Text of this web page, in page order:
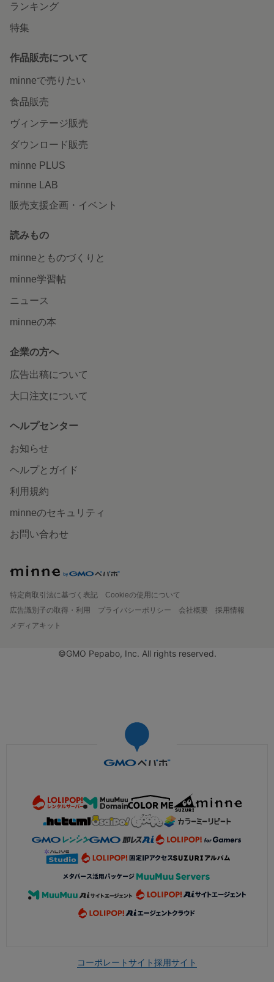
ランキング
特集
作品販売について
minneで売りたい
食品販売
ヴィンテージ販売
ダウンロード販売
minne PLUS
minne LAB
販売支援企画・イベント
読みもの
minneとものづくりと
minne学習帖
ニュース
minneの本
企業の方へ
広告出稿について
大口注文について
ヘルプセンター
お知らせ
ヘルプとガイド
利用規約
minneのセキュリティ
お問い合わせ
特定商取引法に基づく表記
Cookieの使用について
広告識別子の取得・利用
プライバシーポリシー 会社概要
採用情報
メディアキット
©GMO Pepabo, Inc. All rights reserved.
コーポレートサイト採用サイト